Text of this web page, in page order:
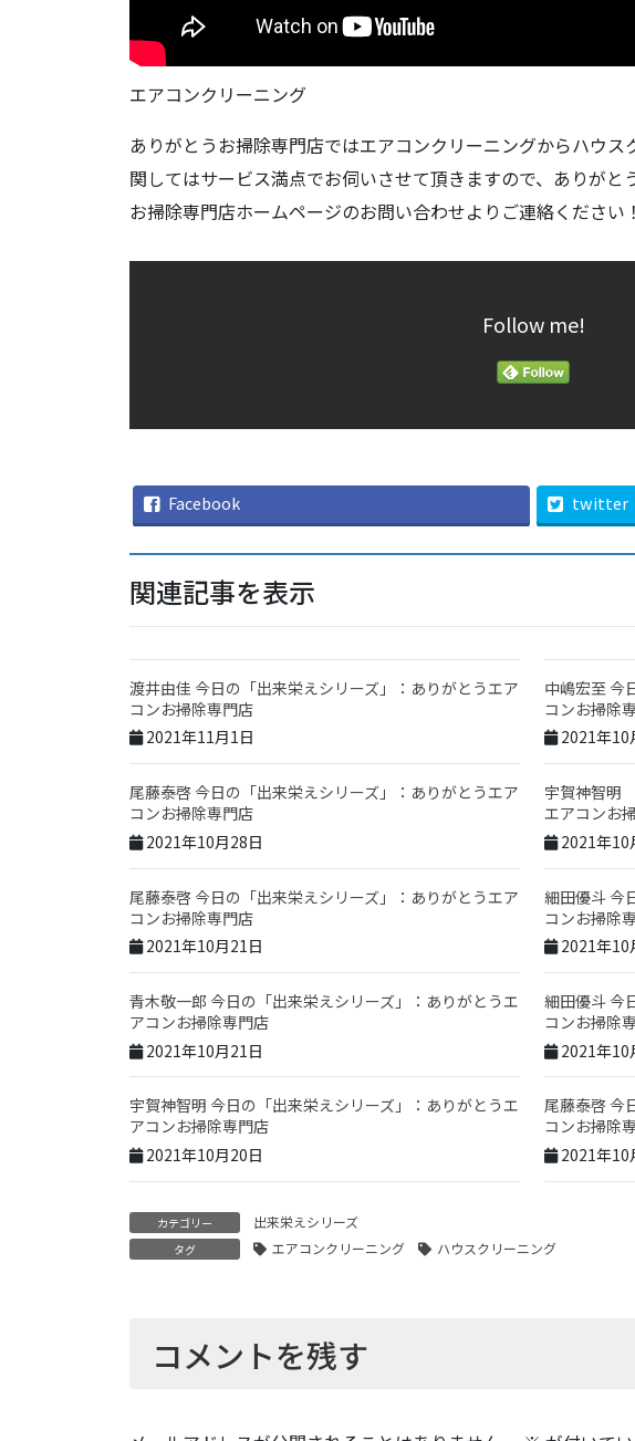
エアコンクリーニング
ありがとうお掃除専門店ではエアコンクリーニングからハウ
関してはサービス満点でお伺いさせて頂きますので、ありがと
お掃除専門店ホームページのお問い合わせよりご連絡ください！
Follow me!
Facebook twitter
関連記事を表示
渡井由佳 今日の「出来栄えシリーズ」：ありがとうエア
コンお掃除専門店
2021年11月1日
中嶋宏至 今
コンお掃除
2021年10
尾藤泰啓 今日の「出来栄えシリーズ」：ありがとうエア
コンお掃除専門店
2021年10月28日
宇賀神智明
エアコンお
2021年10
尾藤泰啓 今日の「出来栄えシリーズ」：ありがとうエア
コンお掃除専門店
2021年10月21日
細田優斗 今
コンお掃除
2021年10
青木敬一郎 今日の「出来栄えシリーズ」：ありがとうエ
アコンお掃除専門店
2021年10月21日
細田優斗 今
コンお掃除
2021年10
宇賀神智明 今日の「出来栄えシリーズ」：ありがとうエ
アコンお掃除専門店
2021年10月20日
尾藤泰啓 今
コンお掃除
2021年10
カテゴリー 出来栄えシリーズ
タグ エアコンクリーニング ハウスクリーニング
コメントを残す